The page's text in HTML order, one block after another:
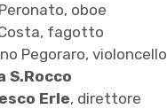
oboe
fagotto
Pegoraro, violoncello
S.Rocco
Erle, direttore